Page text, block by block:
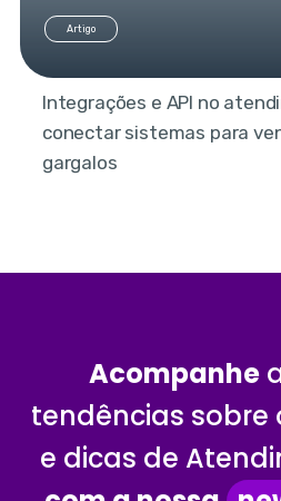
Artigo
Integrações e API no
conectar sistemas para
gargalos
Acompanhe
tendências sobre
e dicas de